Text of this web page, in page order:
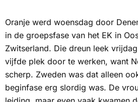
Oranje werd woensdag door
in de groepsfase van het EK in
Zwitserland. Die dreun leek
vijfde plek door te werken, want
scherp. Zweden was dat alleen
beginfase erg slordig was. De